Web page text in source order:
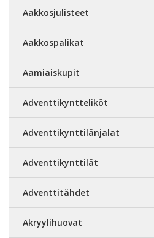
Aakkosjulisteet
Aakkospalikat
Aamiaiskupit
Adventtikyntteliköt
Adventtikynttilänjalat
Adventtikynttilät
Adventtitähdet
Akryylihuovat